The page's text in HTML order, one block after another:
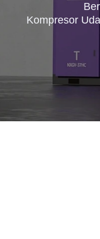
Kompresor